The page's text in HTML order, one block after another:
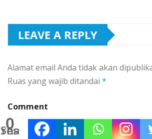
0
Shares
LEAVE A REPLY
Alamat email Anda tidak akan
Ruas yang wajib ditandai *
Comment